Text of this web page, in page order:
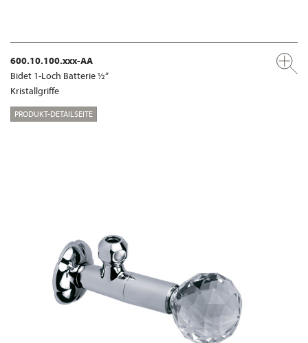
600.10.100.xxx-AA
Bidet 1-Loch Batterie ½“
Kristallgriffe
PRODUKT-DETAILSEITE